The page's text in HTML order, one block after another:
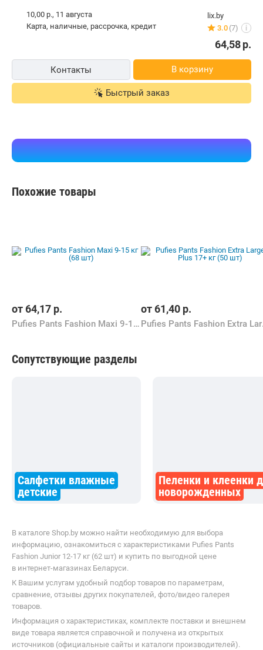
lix.by
3.0 (7) i
10,00 р., 11 августа
карта, наличные, рассрочка, кредит
64,58р.
Контакты В корзину
Быстрый заказ
Похожие товары
от64,17 р.
Pufies Pants Fashion Maxi 9-15 кг (68 шт)
от61,40 р.
Сопутствующие разделы
Салфетки влажные
детские
Пеленки и клеенки
новорожденных
В каталоге Shop.by можно найти необходимую для выбора
информацию, ознакомиться с характеристиками Pufies Pants
Fashion Junior 12-17 кг (62 шт) и купить по выгодной цене
в интернет-магазинах Беларуси.
К Вашим услугам удобный подбор товаров по параметрам,
сравнение, отзывы других покупателей, фото/видео галерея
товаров.
Информация о характеристиках, комплекте поставки и внешнем
виде товара является справочной и получена из открытых
источников (официальные сайты и каталоги производителей).